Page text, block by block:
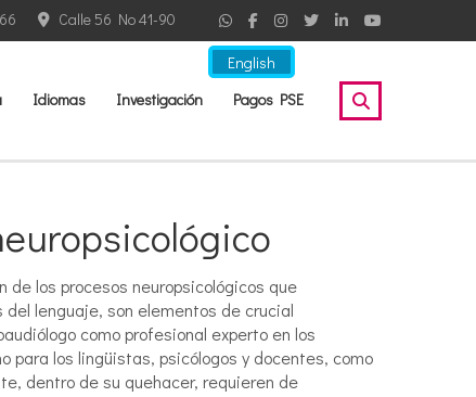
English
Calle 56 No 41-90
Idiomas Investigación Pagos PSE
de los procesos neuropsicológicos que
lenguaje, son elementos de crucial
como profesional experto en los
para los lingüistas, psicólogos y docentes, como
dentro de su quehacer, requieren de